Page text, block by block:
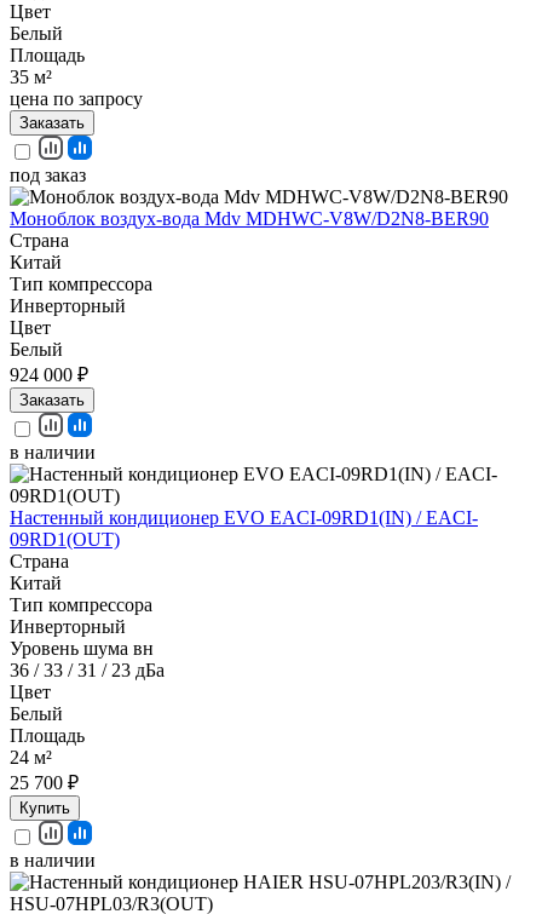
Цвет
Белый
Площадь
35 м²
цена по запросу
Заказать
под заказ
Моноблок воздух-вода Mdv MDHWC-V8W/D2N8-BER90
Страна
Китай
Тип компрессора
Инверторный
Цвет
Белый
924 000 ₽
Заказать
в наличии
Настенный кондиционер EVO EACI-09RD1(IN) / EACI-
09RD1(OUT)
Страна
Китай
Тип компрессора
Инверторный
Уровень шума вн
36 / 33 / 31 / 23 дБа
Цвет
Белый
Площадь
24 м²
25 700 ₽
Купить
в наличии